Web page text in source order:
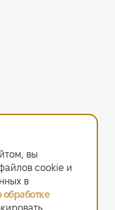
данных
его лучше.
вы
сооkiе и
в
обработке